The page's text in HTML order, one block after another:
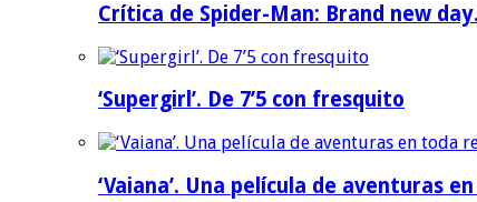
Crítica de Spider-Man: Brand new
‘Supergirl’. De 7’5 con fresquito
‘Vaiana’. Una película de aventuras